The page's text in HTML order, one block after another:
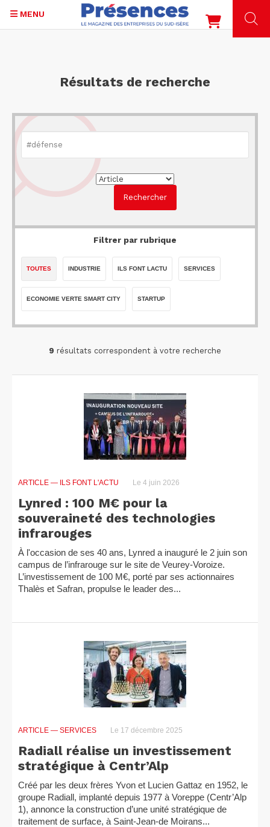
MENU
Résultats de recherche
Filtrer par rubrique
TOUTES INDUSTRIE ILS FONT LACTU SERVICES
ECONOMIE VERTE SMART CITY STARTUP
9 résultats correspondent à votre recherche
ARTICLE — ILS FONT L'ACTU Le 4 juin 2026
Lynred : 100 M€ pour la
souveraineté des technologies
infrarouges
À l'occasion de ses 40 ans, Lynred a inauguré le 2 juin son
campus de l’infrarouge sur le site de Veurey-Voroize.
L’investissement de 100 M€, porté par ses actionnaires
Thalès et Safran, propulse le leader des...
ARTICLE — SERVICES Le 17 décembre 2025
Radiall réalise un investissement
stratégique à Centr’Alp
Créé par les deux frères Yvon et Lucien Gattaz en 1952, le
groupe Radiall, implanté depuis 1977 à Voreppe (Centr’Alp
1), annonce la construction d’une unité stratégique de
traitement de surface, à Saint-Jean-de Moirans...